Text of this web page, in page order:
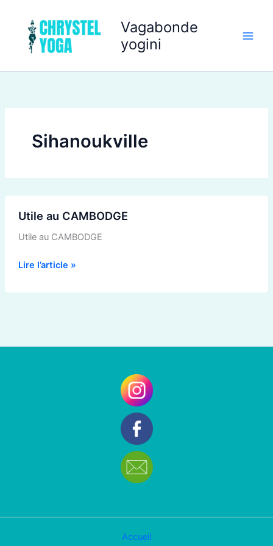
contenu
Vagabonde
yogini
Sihanoukville
Utile au CAMBODGE
Utile au CAMBODGE
au
CAMBODGE
Lire l’article »
Accueil